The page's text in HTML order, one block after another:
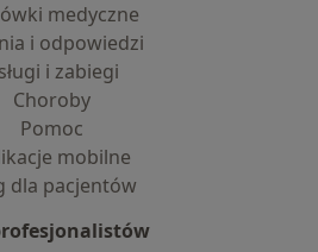
medyczne
i odpowiedzi
i zabiegi
Choroby
Pomoc
mobilne
dla pacjentów